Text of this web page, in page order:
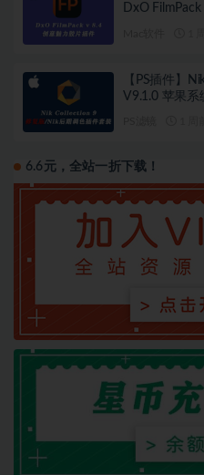
DxO
【PS插件】
V9.1.0 苹果系
6.6元，全站一折下载！